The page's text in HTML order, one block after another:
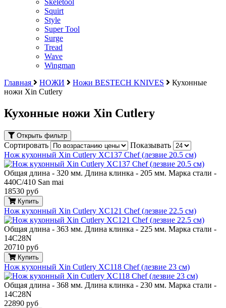
Skeletool
Squirt
Style
Super Tool
Surge
Tread
Wave
Wingman
Главная
НОЖИ Ножи BESTECH KNIVES
Кухонные
ножи Xin Cutlery
Кухонные ножи Xin Cutlery
Открыть фильтр
Сортировать
Показывать
Нож кухонный Xin Cutlery XC137 Chef (лезвие 20.5 см)
Общая длина - 320 мм. Длина клинка - 205 мм. Марка стали -
440C/410 San mai
18530 руб
Купить
Нож кухонный Xin Cutlery XC121 Chef (лезвие 22.5 см)
Общая длина - 363 мм. Длина клинка - 225 мм. Марка стали -
14C28N
20710 руб
Купить
Нож кухонный Xin Cutlery XC118 Chef (лезвие 23 см)
Общая длина - 368 мм. Длина клинка - 230 мм. Марка стали -
14C28N
22890 руб